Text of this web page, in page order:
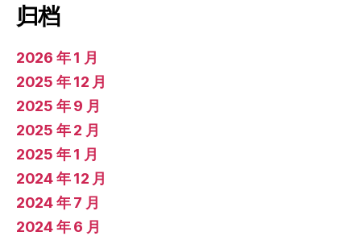
归档
2026 年 1 月
2025 年 12 月
2025 年 9 月
2025 年 2 月
2025 年 1 月
2024 年 12 月
2024 年 7 月
2024 年 6 月